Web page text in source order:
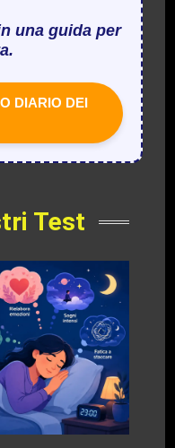
una guida per
DIARIO DEI
Test